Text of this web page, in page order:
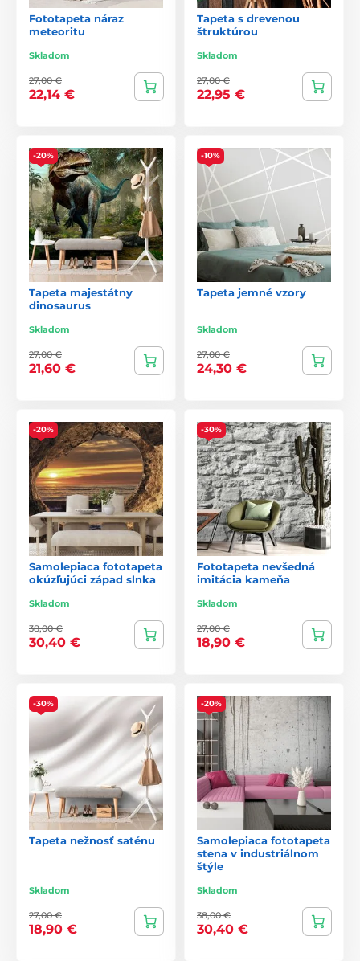
Fototapeta náraz
meteoritu
Skladom
27,00 €
22,14 €
Tapeta s drevenou
štruktúrou
Skladom
27,00 €
22,95 €
-20%
Tapeta majestátny
dinosaurus
Skladom
27,00 €
21,60 €
-10%
Tapeta jemné vzory
Skladom
27,00 €
24,30 €
-20%
Samolepiaca fototapeta
okúzľujúci západ slnka
Skladom
38,00 €
30,40 €
-30%
Fototapeta nevšedná
imitácia kameňa
Skladom
27,00 €
18,90 €
-30%
Tapeta nežnosť saténu
Skladom
27,00 €
18,90 €
-20%
Samolepiaca fototapeta
stena v industriálnom
štýle
Skladom
38,00 €
30,40 €